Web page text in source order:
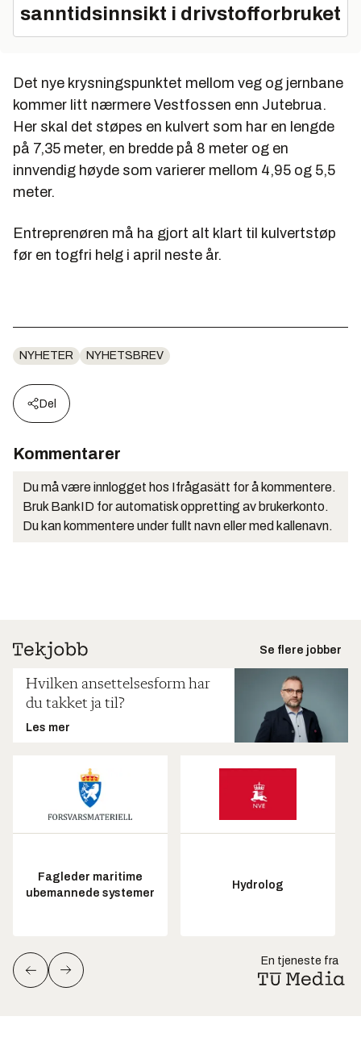
sanntidsinnsikt i drivstofforbruket
Det nye krysningspunktet mellom veg og jernbane
kommer litt nærmere Vestfossen enn Jutebrua.
Her skal det støpes en kulvert som har en lengde
på 7,35 meter, en bredde på 8 meter og en
innvendig høyde som varierer mellom 4,95 og 5,5
meter.
Entreprenøren må ha gjort alt klart til kulvertstøp
før en togfri helg i april neste år.
NYHETER NYHETSBREV
Del
Kommentarer
Du må være innlogget hos Ifrågasätt for å kommentere.
Bruk BankID for automatisk oppretting av brukerkonto.
Du kan kommentere under fullt navn eller med kallenavn.
Se flere jobber
Hvilken ansettelsesform har
du takket ja til?
Les mer
Fagleder maritime
ubemannede systemer
Hydrolog
En tjeneste fra